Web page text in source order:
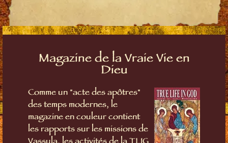
Magazine de la Vraie Vie en
Dieu
Comme un "acte des apôtres"
des temps modernes, le
magazine en couleur contient
les rapports sur les missions de